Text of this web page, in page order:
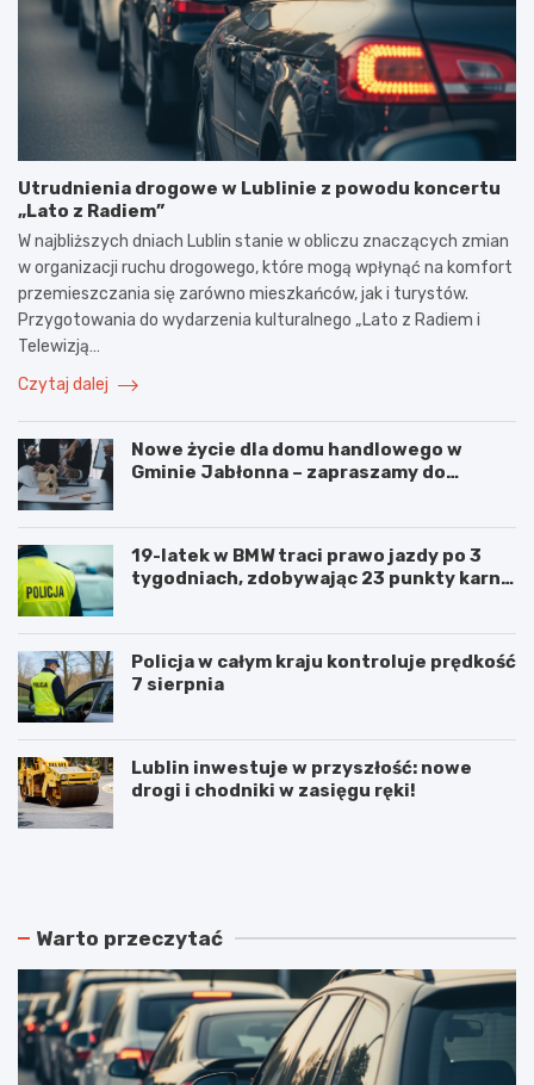
Utrudnienia drogowe w Lublinie z powodu koncertu
„Lato z Radiem”
W najbliższych dniach Lublin stanie w obliczu znaczących zmian
w organizacji ruchu drogowego, które mogą wpłynąć na komfort
przemieszczania się zarówno mieszkańców, jak i turystów.
Przygotowania do wydarzenia kulturalnego „Lato z Radiem i
Telewizją…
Czytaj dalej
Nowe życie dla domu handlowego w
Gminie Jabłonna – zapraszamy do
19-latek w BMW traci prawo jazdy po 3
tygodniach, zdobywając 23 punkty karne
Policja w całym kraju kontroluje prędkość
7 sierpnia
Lublin inwestuje w przyszłość: nowe
drogi i chodniki w zasięgu ręki!
N
o
ł
a
d
y
P
j
p
o
ż
a
Warto przeczytać